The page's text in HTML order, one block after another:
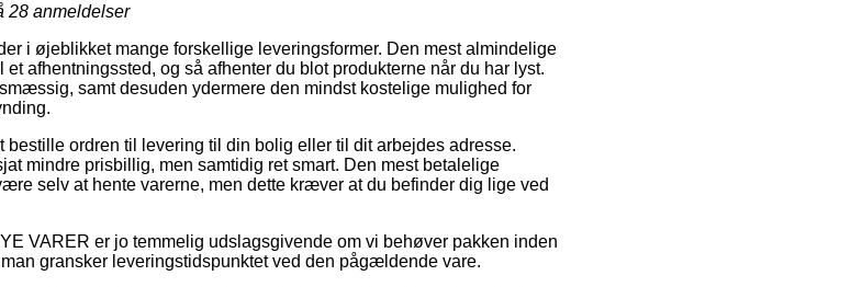
28 anmeldelser
i øjeblikket mange forskellige leveringsformer. Den mest almindelige
afhentningssted, og så afhenter du blot produkterne når du har lyst.
samt desuden ydermere den mindst kostelige mulighed for
bestille ordren til levering til din bolig eller til dit arbejdes adresse.
mindre prisbillig, men samtidig ret smart. Den mest betalelige
selv at hente varerne, men dette kræver at du befinder dig lige ved
VARER er jo temmelig udslagsgivende om vi behøver pakken inden
gransker leveringstidspunktet ved den pågældende vare.